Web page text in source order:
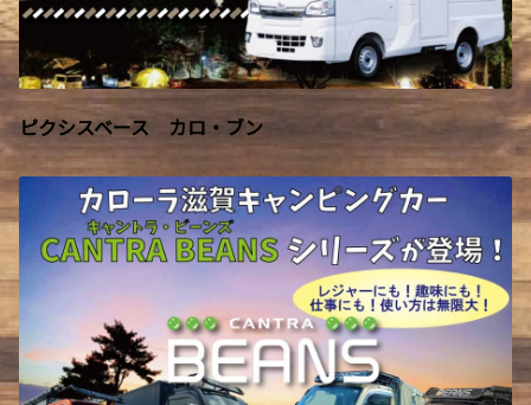
ピクシスベース カロ・ブン